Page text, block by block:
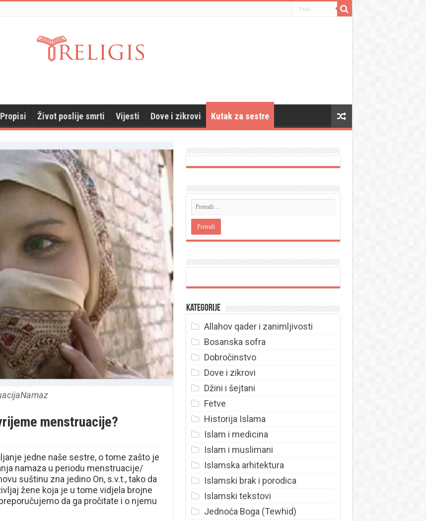
Propisi Život poslije smrti Vijesti Dove i zikrovi Kutak za sestre
menstruacije?
jedne naše sestre, o tome zašto je
namaza u periodu menstruacije/
suštinu zna jedino On, s.v.t., tako da
žene koja je u tome vidjela brojne
da ga pročitate i o njemu
Kategorije
Allahov qader i zanimljivosti
Bosanska sofra
Dobročinstvo
Dove i zikrovi
Džini i šejtani
Fetve
Historija Islama
Islam i medicina
Islam i muslimani
Islamska arhitektura
Islamski brak i porodica
Islamski tekstovi
Jednoća Boga (Tewhid)